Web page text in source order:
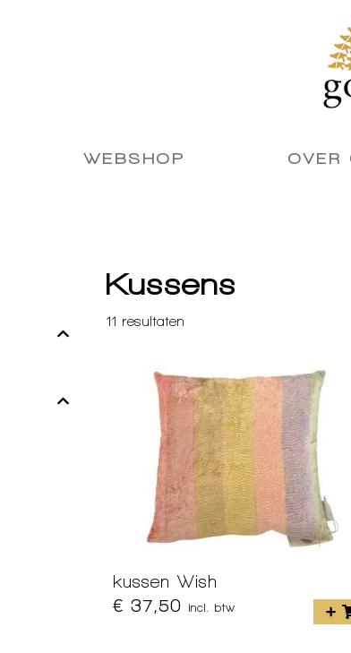
WEBSHOP OVER
Kussens
11 resultaten
kussen Wish
€ 37,50
incl. btw